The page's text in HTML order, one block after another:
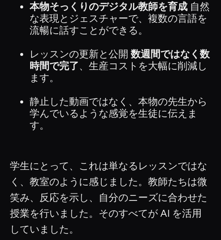
本物そっくりのデジタル教師を育成 自然
な表現とジェスチャーで、複数の言語を
流暢に話すことができる。
レッスンの更新と公開 数週間ではなく数
時間で完了、生産コストを大幅に削減し
ます。
静止した動画ではなく、本物の先生から
学んでいるような感覚を生徒に伝えま
す。
学生にとって、これは単なるレッスンではな
く、教室のように感じました。教師たちは微
笑み、反応を示し、自分のニーズに合わせた
授業を行いました。そのすべてが AI を活用
していました。